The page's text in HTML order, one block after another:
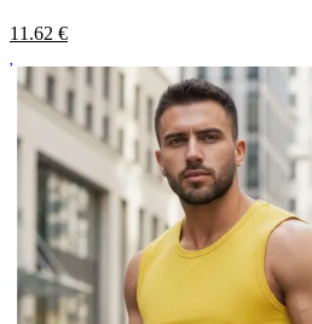
11.62 €